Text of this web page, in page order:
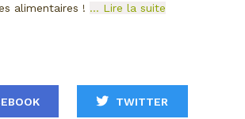
alimentaires ! … Lire la suite
TWITTER